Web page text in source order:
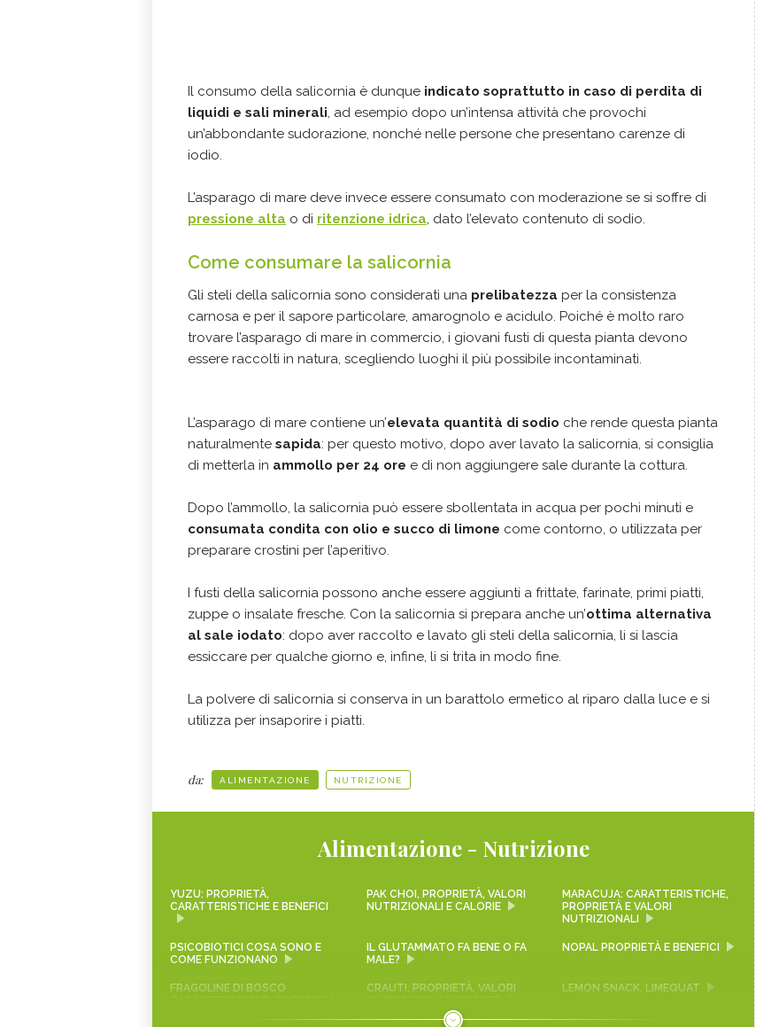
Il consumo della salicornia è dunque indicato soprattutto in caso di perdita di
liquidi e sali minerali, ad esempio dopo un’intensa attività che provochi
un’abbondante sudorazione, nonché nelle persone che presentano carenze di
iodio.
L’asparago di mare deve invece essere consumato con moderazione se si soffre di
pressione alta o di ritenzione idrica, dato l’elevato contenuto di sodio.
Come consumare la salicornia
Gli steli della salicornia sono considerati una prelibatezza per la consistenza
carnosa e per il sapore particolare, amarognolo e acidulo. Poiché è molto raro
trovare l’asparago di mare in commercio, i giovani fusti di questa pianta devono
essere raccolti in natura, scegliendo luoghi il più possibile incontaminati.
L’asparago di mare contiene un’elevata quantità di sodio che rende questa pianta
naturalmente sapida: per questo motivo, dopo aver lavato la salicornia, si consiglia
di metterla in ammollo per 24 ore e di non aggiungere sale durante la cottura.
Dopo l’ammollo, la salicornia può essere sbollentata in acqua per pochi minuti e
consumata condita con olio e succo di limone come contorno, o utilizzata per
preparare crostini per l’aperitivo.
I fusti della salicornia possono anche essere aggiunti a frittate, farinate, primi piatti,
zuppe o insalate fresche. Con la salicornia si prepara anche un’ottima alternativa
al sale iodato: dopo aver raccolto e lavato gli steli della salicornia, li si lascia
essiccare per qualche giorno e, infine, li si trita in modo fine.
La polvere di salicornia si conserva in un barattolo ermetico al riparo dalla luce e si
utilizza per insaporire i piatti.
da: ALIMENTAZIONE NUTRIZIONE
Alimentazione - Nutrizione
YUZU: PROPRIETÀ,
CARATTERISTICHE E BENEFICI
PAK CHOI, PROPRIETÀ, VALORI
NUTRIZIONALI E CALORIE
MARACUJA: CARATTERISTICHE,
PROPRIETÀ E VALORI
NUTRIZIONALI
PSICOBIOTICI COSA SONO E
COME FUNZIONANO
IL GLUTAMMATO FA BENE O FA
MALE?
NOPAL PROPRIETÀ E BENEFICI
FRAGOLINE DI BOSCO
CARATTERISTICHE, PROPRIETÀ
CRAUTI, PROPRIETÀ, VALORI
NUTRIZIONALI E RICETTE
LEMON SNACK, LIMEQUAT